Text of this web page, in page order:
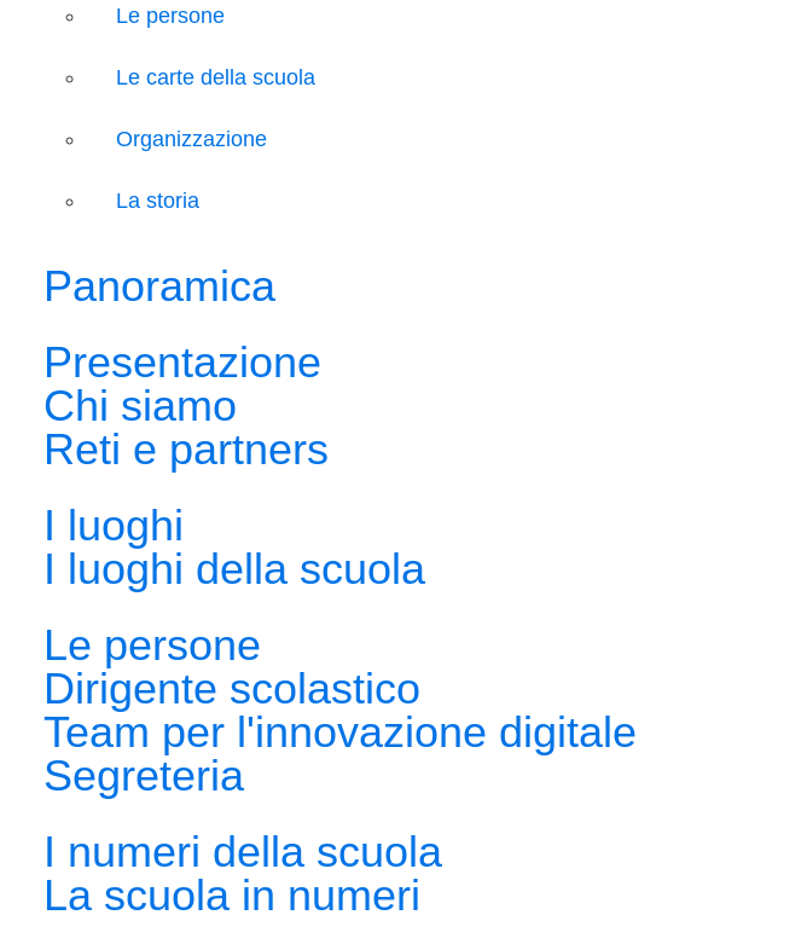
Le persone
Le carte della scuola
Organizzazione
La storia
Panoramica
Presentazione
Chi siamo
Reti e partners
I luoghi
I luoghi della scuola
Le persone
Dirigente scolastico
Team per l'innovazione digitale
Segreteria
I numeri della scuola
La scuola in numeri